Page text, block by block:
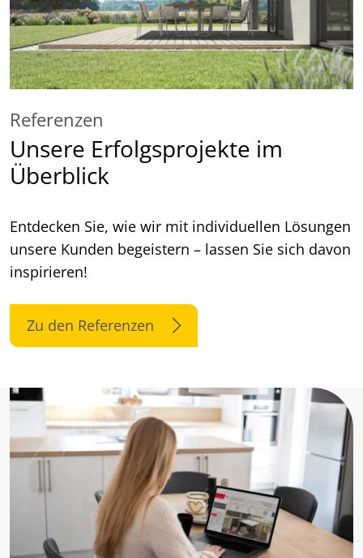
Referenzen
Unsere Erfolgsprojekte im
Überblick
Entdecken Sie, wie wir mit individuellen Lösungen
unsere Kunden begeistern – lassen Sie sich davon
inspirieren!
Zu den Referenzen